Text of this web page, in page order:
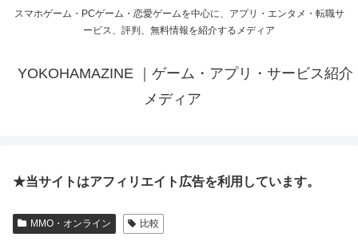
スマホゲーム・PCゲーム・恋愛ゲームを中心に、アプリ・エンタメ・転職サ
ービス、評判、無料情報を紹介するメディア
YOKOHAMAZINE ｜ゲーム・アプリ・サービス紹介
メディア
★当サイトはアフィリエイト広告を利用しています。
MMO・オンライン 比較